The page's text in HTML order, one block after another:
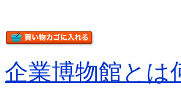
企業博物館とは